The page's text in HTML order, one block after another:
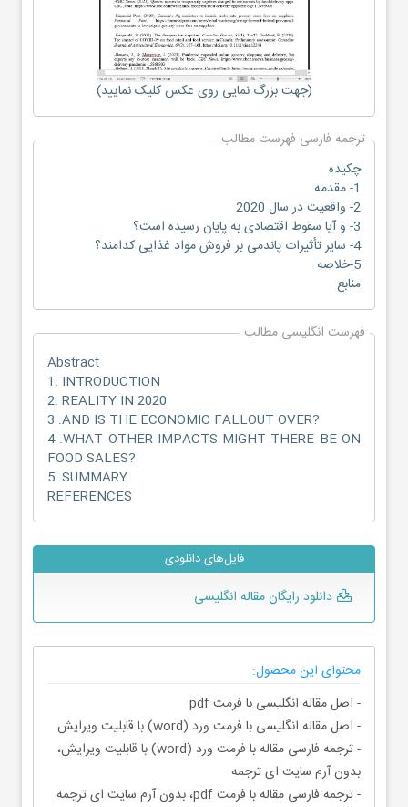
(جهت بزرگ نمایی روی عکس کلیک نمایید)
ترجمه فارسی فهرست مطالب
چکیده
1- مقدمه
2- واقعیت در سال 2020
3- و آیا سقوط اقتصادی به پایان رسیده است؟
4- سایر تأثیرات پاندمی بر فروش مواد غذایی کدامند؟
5-خلاصه
منابع
فهرست انگلیسی مطالب
Abstract
1. INTRODUCTION
2. REALITY IN 2020
3 .AND IS THE ECONOMIC FALLOUT OVER?
4 .WHAT OTHER IMPACTS MIGHT THERE BE ON
FOOD SALES?
5. SUMMARY
REFERENCES
فایل‌های دانلودی
دانلود رایگان مقاله انگلیسی
محتوای این محصول:
- اصل مقاله انگلیسی با فرمت pdf
- اصل مقاله انگلیسی با فرمت ورد (word) با قابلیت ویرایش
- ترجمه فارسی مقاله با فرمت ورد (word) با قابلیت ویرایش،
بدون آرم سایت ای ترجمه
- ترجمه فارسی مقاله با فرمت pdf، بدون آرم سایت ای ترجمه